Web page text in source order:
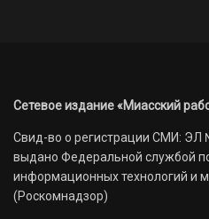
Сетевое издание «Миасский
Свид-во о регистрации СМИ: ЭЛ
выдано Федеральной службой
информационных технологий и
(Роскомнадзор)